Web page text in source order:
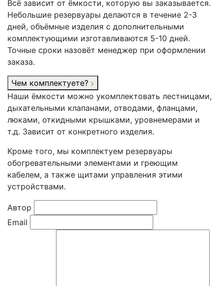
Всё зависит от ёмкости, которую вы заказывается.
Небольшие резервуары делаются в течение 2-3
дней, объёмные изделия с дополнительными
комплектующими изготавливаются 5-10 дней.
Точные сроки назовёт менеджер при оформлении
заказа.
Чем комплектуете?
Наши ёмкости можно укомплектовать лестницами,
дыхательными клапанами, отводами, фланцами,
люками, откидными крышками, уровнемерами и
т.д. Зависит от конкретного изделия.
Кроме того, мы комплектуем резервуары
обогревательными элементами и греющим
кабелем, а также щитами управления этими
устройствами.
Автор
Email